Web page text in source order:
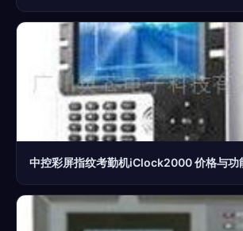
中控彩屏指纹考勤机iClock2000 价格与功